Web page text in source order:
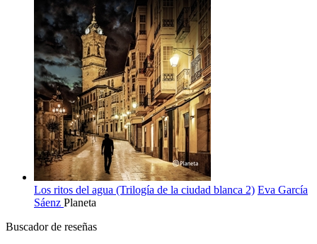
Los ritos del agua (Trilogía de la ciudad blanca 2) Eva García
Sáenz Planeta
Buscador de reseñas